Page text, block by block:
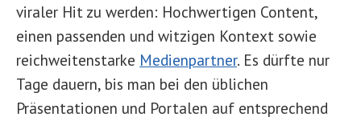
viraler Hit zu werden: Hochwertigen Content,
einen passenden und witzigen Kontext sowie
reichweitenstarke Medienpartner. Es dürfte nur
Tage dauern, bis man bei den üblichen
Präsentationen und Portalen auf entsprechend